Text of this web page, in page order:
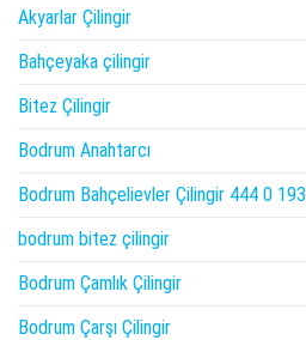
Akyarlar Çilingir
Bahçeyaka çilingir
Bitez Çilingir
Bodrum Anahtarcı
Bodrum Bahçelievler Çilingir 444 0 193
bodrum bitez çilingir
Bodrum Çamlık Çilingir
Bodrum Çarşı Çilingir